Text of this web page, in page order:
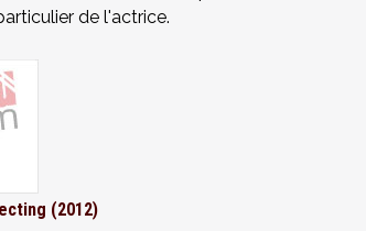
de l'actrice.
(2012)